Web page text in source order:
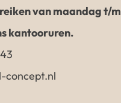
van maandag t/m
kantooruren.
concept.nl